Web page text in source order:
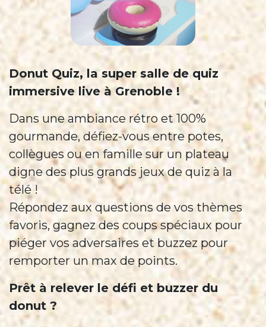
Donut Quiz, la super salle de quiz
immersive live à Grenoble !
Dans une ambiance rétro et 100%
gourmande, défiez-vous entre potes,
collègues ou en famille sur un plateau
digne des plus grands jeux de quiz à la
télé !
Répondez aux questions de vos thèmes
favoris, gagnez des coups spéciaux pour
piéger vos adversaires et buzzez pour
remporter un max de points.
Prêt à relever le défi et buzzer du
donut ?